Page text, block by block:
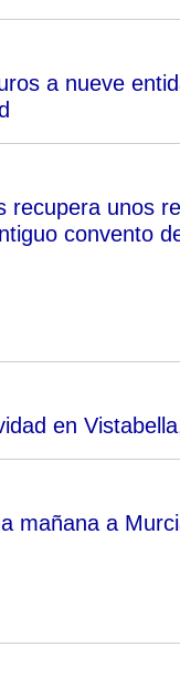
a nueve
recupera unos
convento
en
mañana a